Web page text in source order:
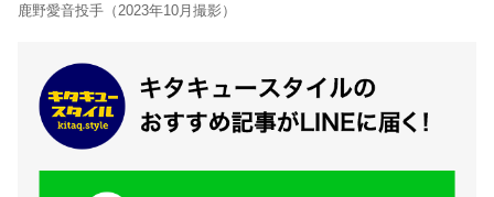
鹿野愛音投手（2023年10月撮影）